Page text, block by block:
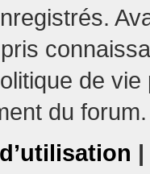
de
du forum.
|